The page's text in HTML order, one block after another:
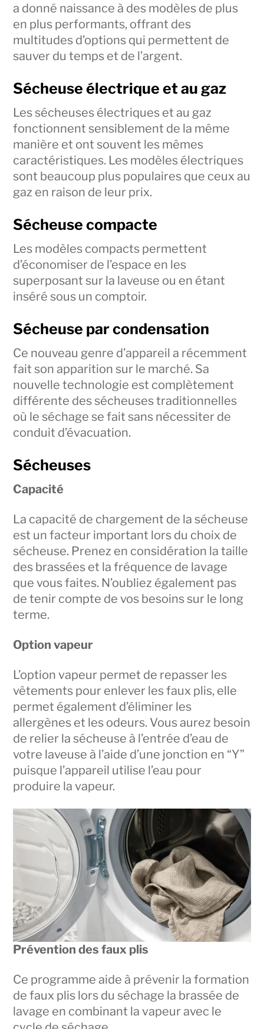
a donné naissance à des modèles de plus
en plus performants, offrant des
multitudes d’options qui permettent de
sauver du temps et de l’argent.
Sécheuse électrique et au gaz
Les sécheuses électriques et au gaz
fonctionnent sensiblement de la même
manière et ont souvent les mêmes
caractéristiques. Les modèles électriques
sont beaucoup plus populaires que ceux au
gaz en raison de leur prix.
Sécheuse compacte
Les modèles compacts permettent
d’économiser de l’espace en les
superposant sur la laveuse ou en étant
inséré sous un comptoir.
Sécheuse par condensation
Ce nouveau genre d’appareil a récemment
fait son apparition sur le marché. Sa
nouvelle technologie est complètement
différente des sécheuses traditionnelles
où le séchage se fait sans nécessiter de
conduit d’évacuation.
Sécheuses
Capacité
La capacité de chargement de la sécheuse
est un facteur important lors du choix de
sécheuse. Prenez en considération la taille
des brassées et la fréquence de lavage
que vous faites. N’oubliez également pas
de tenir compte de vos besoins sur le long
terme.
Option vapeur
L’option vapeur permet de repasser les
vêtements pour enlever les faux plis, elle
permet également d’éliminer les
allergènes et les odeurs. Vous aurez besoin
de relier la sécheuse à l’entrée d’eau de
votre laveuse à l’aide d’une jonction en “Y”
puisque l’appareil utilise l’eau pour
produire la vapeur.
Prévention des faux plis
Ce programme aide à prévenir la formation
de faux plis lors du séchage la brassée de
lavage en combinant la vapeur avec le